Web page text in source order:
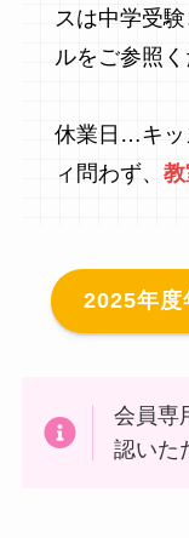
スは中学受
ルをご参照く
休業日…キッ
ィ問わず、 教
2025年度
会員専
認いた